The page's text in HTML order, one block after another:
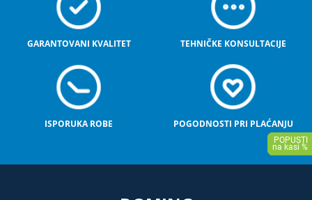
GARANTOVANI KVALITET TEHNIČKE KONSULTACIJE
ISPORUKA ROBE POGODNOSTI PRI PLAĆANJU